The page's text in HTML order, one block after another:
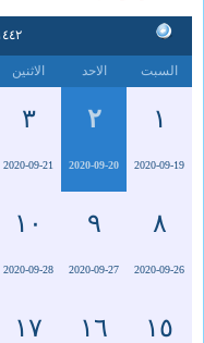
السبت الاحد الاثنين
١
2020-09-19
٢
2020-09-20
٣
2020-09-21
٨
2020-09-26
٩
2020-09-27
١٠
2020-09-28
١٥ ١٦ ١٧